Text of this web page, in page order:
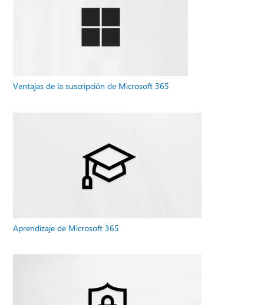
Ventajas de la suscripción de Microsoft 365
Aprendizaje de Microsoft 365